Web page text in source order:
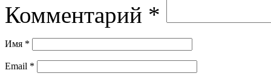
Комментарий *
Имя *
Email *